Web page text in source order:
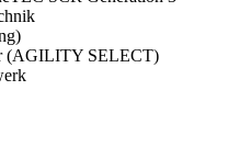
(AGILITY SELECT)